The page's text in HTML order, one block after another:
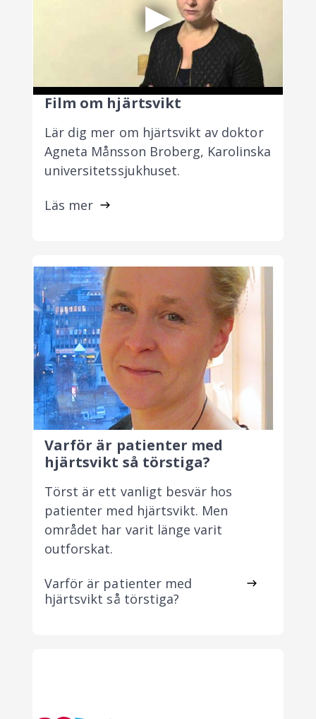
Film om hjärtsvikt
Lär dig mer om hjärtsvikt av doktor
Agneta Månsson Broberg, Karolinska
universitetssjukhuset.
Läs mer
Varför är patienter med
hjärtsvikt så törstiga?
Törst är ett vanligt besvär hos
patienter med hjärtsvikt. Men
området har varit länge varit
outforskat.
Varför är patienter med
hjärtsvikt så törstiga?